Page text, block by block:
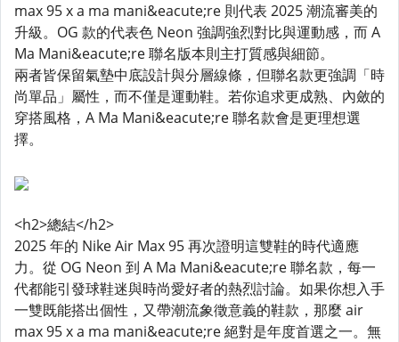
max 95 x a ma mani&eacute;re 則代表 2025 潮流審美的
升級。OG 款的代表色 Neon 強調強烈對比與運動感，而 A
Ma Mani&eacute;re 聯名版本則主打質感與細節。
兩者皆保留氣墊中底設計與分層線條，但聯名款更強調「時
尚單品」屬性，而不僅是運動鞋。若你追求更成熟、內斂的
穿搭風格，A Ma Mani&eacute;re 聯名款會是更理想選
擇。
<h2>總結</h2>
2025 年的 Nike Air Max 95 再次證明這雙鞋的時代適應
力。從 OG Neon 到 A Ma Mani&eacute;re 聯名款，每一
代都能引發球鞋迷與時尚愛好者的熱烈討論。如果你想入手
一雙既能搭出個性，又帶潮流象徵意義的鞋款，那麼 air
max 95 x a ma mani&eacute;re 絕對是年度首選之一。無